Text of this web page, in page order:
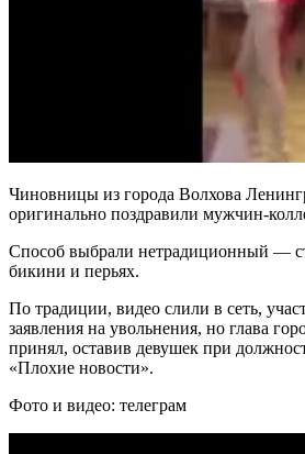
Чиновницы из города Волхова
оригинально поздравили мужчин-
Способ выбрали нетрадиционный —
бикини и перьях.
По традиции, видео слили в сеть,
заявления на увольнения, но глава
принял, оставив девушек при
«Плохие новости».
Фото и видео: телеграм